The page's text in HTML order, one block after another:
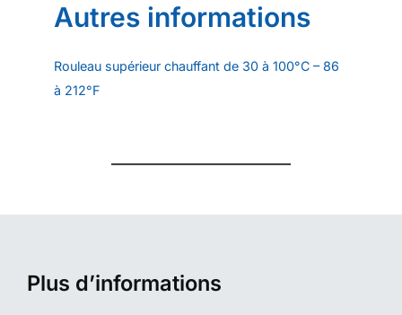
Autres informations
Rouleau supérieur chauffant de 30 à 100°C – 86
à 212°F
Plus d’informations